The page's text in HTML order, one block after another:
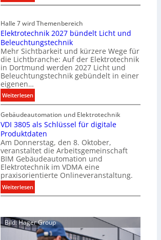
n
k
a
t
i
o
n
t
S
y
s
t
e
m
.
E
n
C
l
i
p
f
a
l
e
U
n
t
e
r
g
n
d
Halle 7 wird Themenbereich
Elektrotechnik 2027 bündelt Licht und
Beleuchtungstechnik
Mehr Sichtbarkeit und kürzere Wege für
die Lichtbranche: Auf der Elektrotechnik
in Dortmund werden 2027 Licht und
Beleuchtungstechnik gebündelt in einer
eigenen…
Weiterlesen:
E
l
e
k
t
r
o
t
e
c
i
k
Gebäudeautomation und Elektrotechnik
VDI 3805 als Schlüssel für digitale
Produktdaten
Am Donnerstag, den 8. Oktober,
veranstaltet die Arbeitsgemeinschaft
BIM Gebäudeautomation und
Elektrotechnik im VDMA eine
praxisorientierte Onlineveranstaltung.
Weiterlesen:
V
I
3
8
Bild: Hager Group